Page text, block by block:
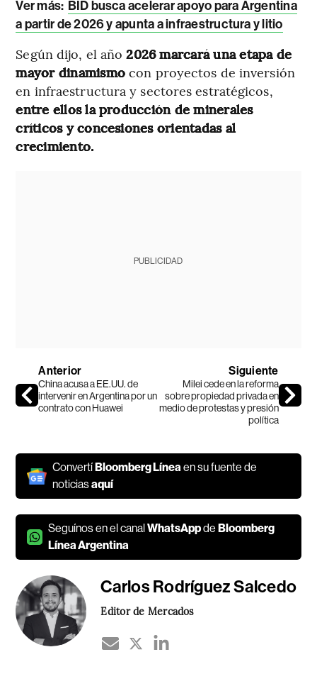
Ver más: BID busca acelerar apoyo para Argentina
a partir de 2026 y apunta a infraestructura y litio
Según dijo, el año2026 marcará una etapa de
mayor dinamismocon proyectos de inversión
en infraestructura y sectores estratégicos,
entre ellos la producción de minerales
críticos y concesiones orientadas al
crecimiento.
PUBLICIDAD
Anterior
China acusa a EE.UU. de
intervenir en Argentina por un
contrato con Huawei
Siguiente
Milei cede en la reforma
sobre propiedad privada en
medio de protestas y presión
política
Convertí Bloomberg Líneaen su fuente de
noticiasaquí
Seguínos en el canalWhatsAppde Bloomberg
Línea Argentina
Carlos Rodríguez Salcedo
Editor de Mercados